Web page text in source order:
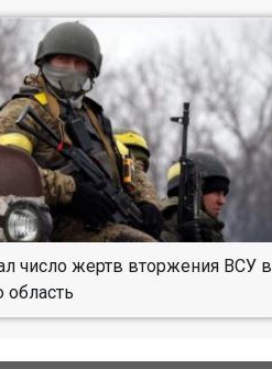
число жертв вторжения ВСУ в